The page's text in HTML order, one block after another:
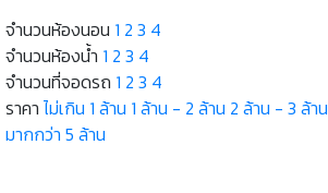
จำนวนห้องนอน 1 2 3 4
จำนวนห้องน้ำ 1 2 3 4
จำนวนที่จอดรถ 1 2 3 4
ราคา ไม่เกิน 1 ล้าน 1 ล้าน - 2 ล้าน 2 ล้าน - 3 ล้าน
มากกว่า 5 ล้าน